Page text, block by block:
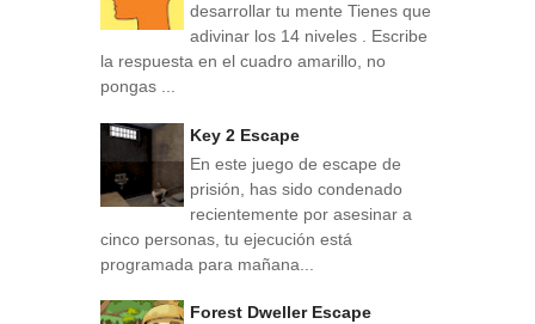
desarrollar tu mente Tienes que
adivinar los 14 niveles . Escribe
la respuesta en el cuadro amarillo, no
pongas ...
Key 2 Escape
En este juego de escape de
prisión, has sido condenado
recientemente por asesinar a
cinco personas, tu ejecución está
programada para mañana...
Forest Dweller Escape